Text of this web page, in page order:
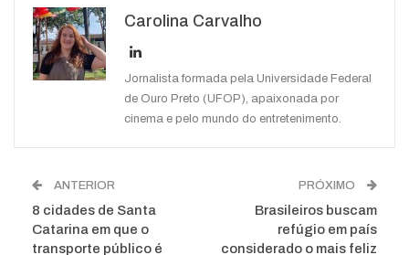
WhatsApp
Carolina Carvalho
Jornalista formada pela Universidade Federal
de Ouro Preto (UFOP), apaixonada por
cinema e pelo mundo do entretenimento.
ANTERIOR
8 cidades de Santa
Catarina em que o
transporte público é
PRÓXIMO
Brasileiros buscam
refúgio em país
considerado o mais feliz